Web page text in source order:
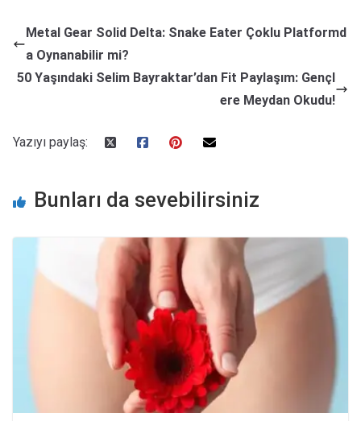
Metal Gear Solid Delta: Snake Eater Çoklu Platformd
a Oynanabilir mi?
50 Yaşındaki Selim Bayraktar’dan Fit Paylaşım: Gençl
ere Meydan Okudu!
Yazıyı paylaş:
Bunları da sevebilirsiniz